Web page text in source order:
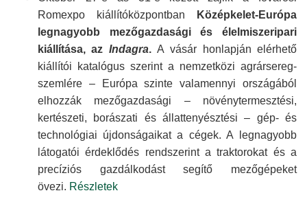
Romexpo kiállító­központban
Középkelet-Európa
legnagyobb mező­gazdasági és élelmiszer­ipari
kiállítása, az Indagra.A vásár honlapján elérhető
kiállítói katalógus szerint a nemzetközi agrár­sereg­
szemlére – Európa szinte valamennyi országából
elhozzák mező­gazdasági – növény­termesztési,
kertészeti, borászati és állat­tenyésztési – gép- és
technológiai újdonsá­gaikat a cégek. A leg­nagyobb
látogatói érdeklődés rend­szerint a traktorokat és a
precíziós gazdál­kodást segítő mező­gépeket
övezi. Részletek